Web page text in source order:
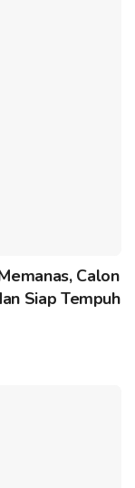
Calon
Siap Tempuh